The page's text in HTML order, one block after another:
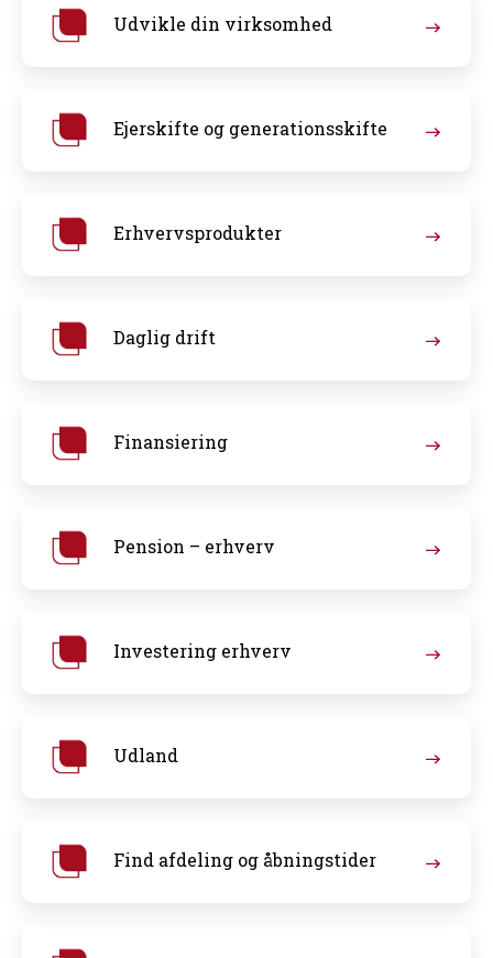
Udvikle din virksomhed
Ejerskifte og generationsskifte
Erhvervsprodukter
Daglig drift
Finansiering
Pension – erhverv
Investering erhverv
Udland
Find afdeling og åbningstider